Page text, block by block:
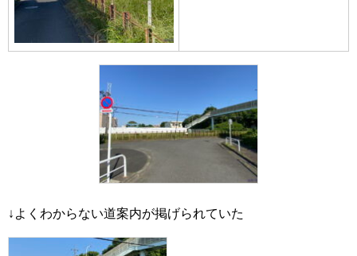
↓よくわからない道案内が掲げられていた